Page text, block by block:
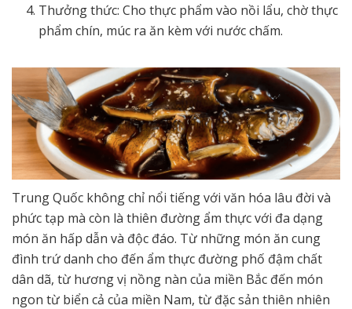
Thưởng thức: Cho thực phẩm vào nồi lẩu, chờ thực
phẩm chín, múc ra ăn kèm với nước chấm.
Trung Quốc không chỉ nổi tiếng với văn hóa lâu đời và
phức tạp mà còn là thiên đường ẩm thực với đa dạng
món ăn hấp dẫn và độc đáo. Từ những món ăn cung
đình trứ danh cho đến ẩm thực đường phố đậm chất
dân dã, từ hương vị nồng nàn của miền Bắc đến món
ngon từ biển cả của miền Nam, từ đặc sản thiên nhiên